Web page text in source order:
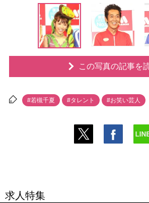
この写真の記事を
#若槻千夏 #タレント #お笑い芸人
求人特集